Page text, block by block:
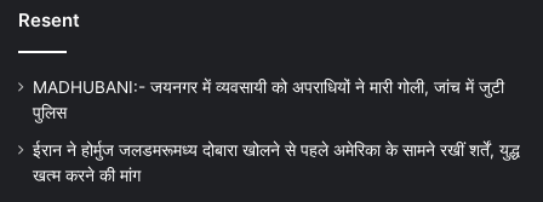
Resent
MADHUBANI:- जयनगर में व्यवसायी को अपराधियों ने मारी गोली, जांच में जुटी
पुलिस
ईरान ने होर्मुज जलडमरूमध्य दोबारा खोलने से पहले अमेरिका के सामने रखीं शर्तें, युद्ध
खत्म करने की मांग